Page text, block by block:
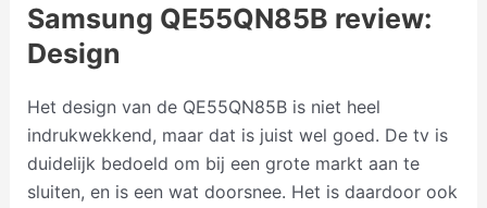
Samsung QE55QN85B review:
Design
Het design van de QE55QN85B is niet heel
indrukwekkend, maar dat is juist wel goed. De tv is
duidelijk bedoeld om bij een grote markt aan te
sluiten, en is een wat doorsnee. Het is daardoor ook